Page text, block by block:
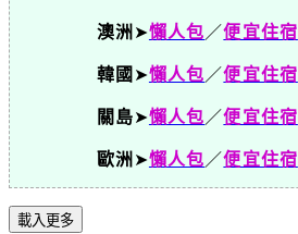
澳洲 ➤懶人包 ／便宜住宿
韓國 ➤懶人包 ／便宜住宿
關島➤懶人包 ／便宜住宿
歐洲 ➤懶人包 ／便宜住宿
載入更多